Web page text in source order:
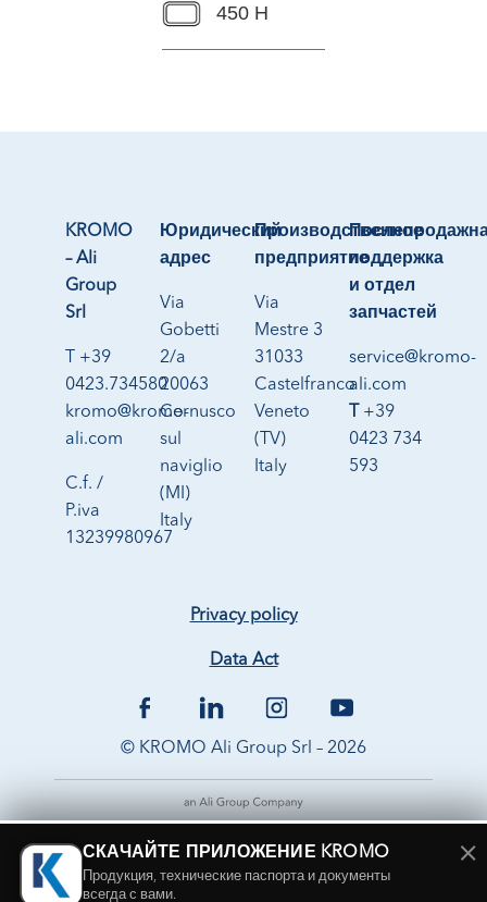
450 H
KROMO
– Ali
Group
Srl
T +39
0423.734580
kromo@kromo-
ali.com
C.f. /
P.iva
13239980967
Юридический
адрес
Via
Gobetti
2/a
20063
Cernusco
sul
naviglio
(MI)
Italy
Производственное
предприятие
Via
Mestre 3
31033
Castelfranco
Veneto
(TV)
Italy
поддержка
и отдел
запчастей
service@kromo-
ali.com
+39
0423 734
593
Privacy policy
Data Act
© KROMO Ali Group Srl – 2026
СКАЧАЙТЕ ПРИЛОЖЕНИЕ KROMO
Продукция, технические паспорта и документы
всегда с вами.
×